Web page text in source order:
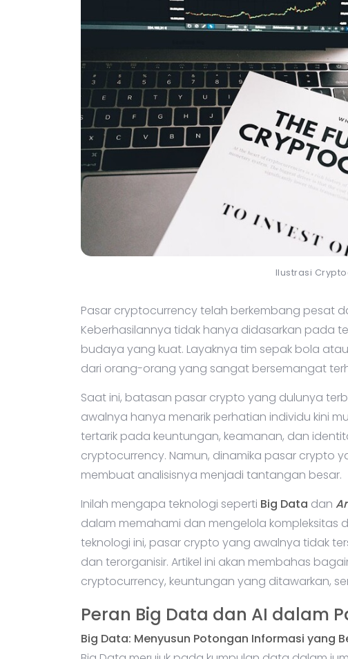
Ilustrasi
Pasar cryptocurrency telah berkembang pesat
Keberhasilannya tidak hanya didasarkan pada
budaya yang kuat. Layaknya tim sepak bola
dari orang-orang yang sangat bersemangat
Saat ini, batasan pasar crypto yang dulunya
awalnya hanya menarik perhatian individu kini
tertarik pada keuntungan, keamanan, dan
cryptocurrency. Namun, dinamika pasar crypto
membuat analisisnya menjadi tantangan besar.
Inilah mengapa teknologi seperti Big Data dan
dalam memahami dan mengelola kompleksitas
teknologi ini, pasar crypto yang awalnya tidak
dan terorganisir. Artikel ini akan membahas
cryptocurrency, keuntungan yang ditawarkan,
Peran Big Data dan AI dalam
Big Data: Menyusun Potongan Informasi yang